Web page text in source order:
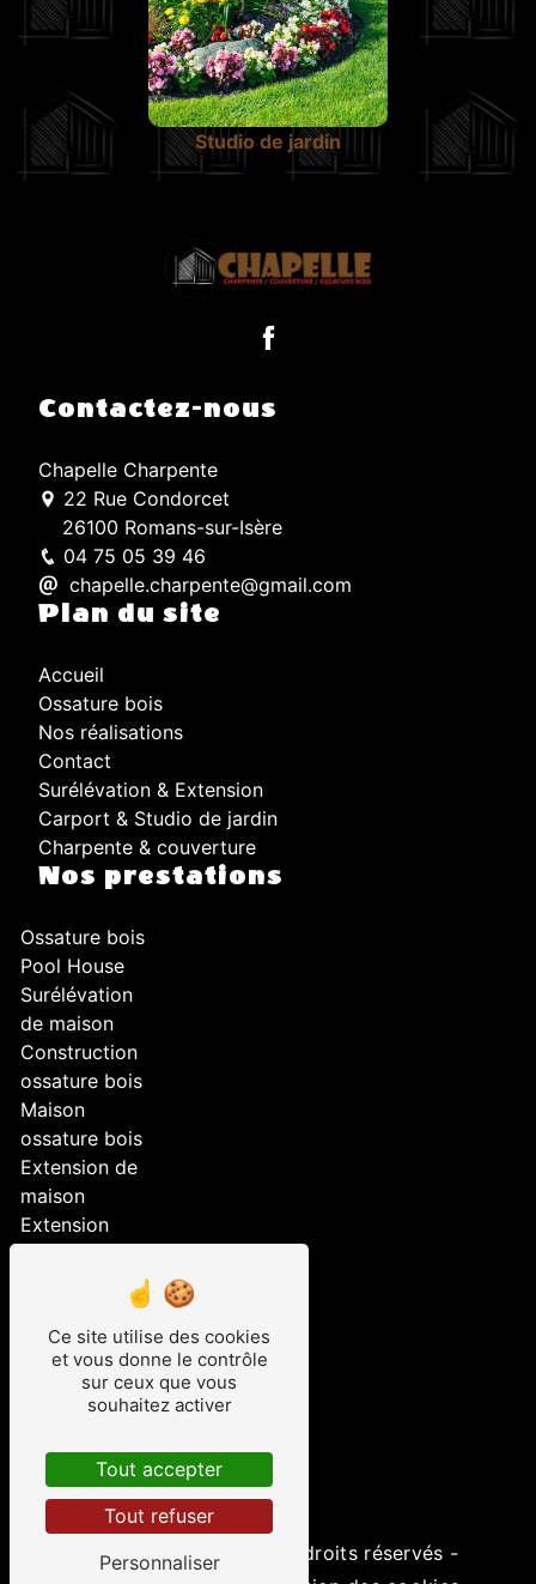
Studio de jardin
Contactez-nous
Chapelle Charpente
22 Rue Condorcet
26100 Romans-sur-Isère
04 75 05 39 46
chapelle.charpente@gmail.com
Plan du site
Accueil
Ossature bois
Nos réalisations
Contact
Surélévation & Extension
Carport & Studio de jardin
Charpente & couverture
Nos prestations
Ossature bois
Pool House
Surélévation
de maison
Construction
ossature bois
Maison
ossature bois
Extension de
maison
Extension
Construction
maison
ossature bois
Surélévation
Studio de
jardin
Vistalid
- 2026 - Tous droits réservés -
Ce site utilise des cookies
et vous donne le contrôle
sur ceux que vous
souhaitez activer
Tout accepter
Tout refuser
Personnaliser